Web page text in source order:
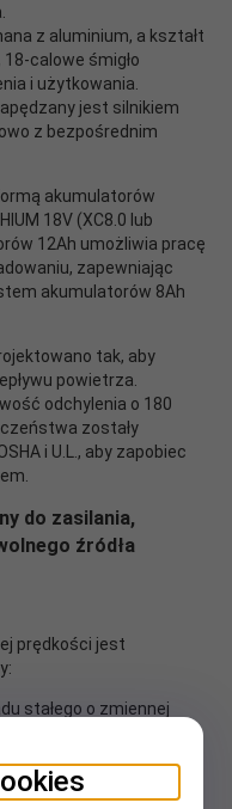
z aluminium, a kształt
calowe śmigło
i użytkowania.
jest silnikiem
z bezpośrednim
akumulatorów
18V (XC8.0 lub
12Ah umożliwia pracę
zapewniając
akumulatorów 8Ah
tak, aby
powietrza.
odchylenia o 180
zostały
i U.L., aby zapobiec
do zasilania,
źródła
prędkości jest
stałego o zmiennej